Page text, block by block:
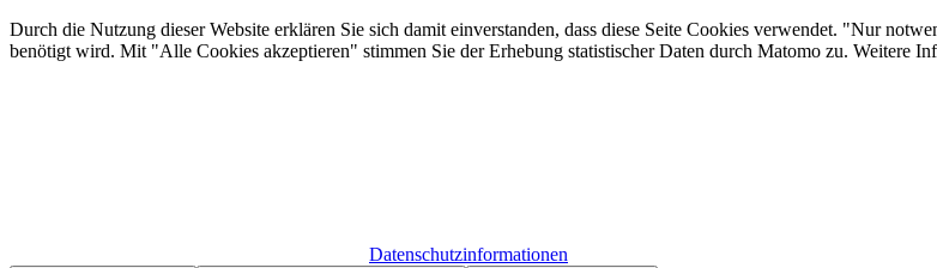
Durch die Nutzung dieser Website erklären Sie sich damit einverstanden, dass diese Seite Cookies verwendet. "Nur
benötigt wird. Mit "Alle Cookies akzeptieren" stimmen Sie der Erhebung statistischer Daten durch Matomo zu. Weitere
Datenschutzinformationen